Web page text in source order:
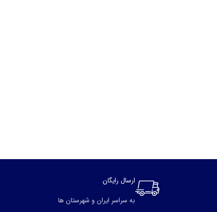
ارسال رایگان
به سراسر ایران و شهرستان ها